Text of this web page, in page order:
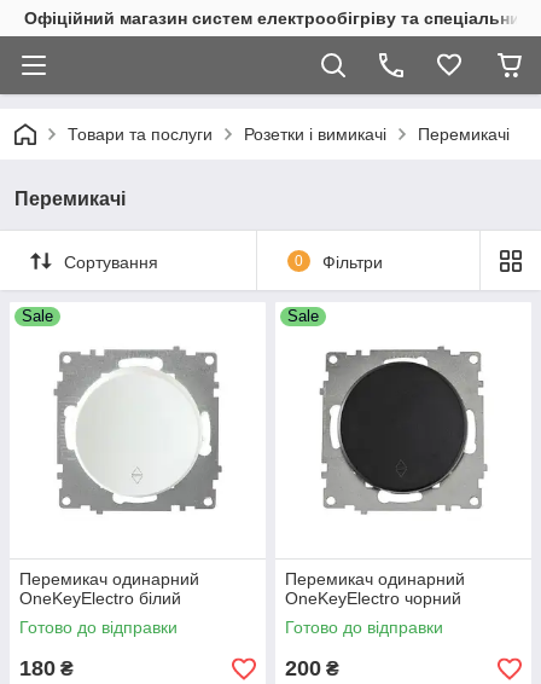
Офіційний магазин систем електрообігріву та спеціальних
Товари та послуги Розетки і вимикачі Перемикачі
Перемикачі
Сортування 0 Фільтри
Sale
Перемикач одинарний
OneKeyElectro білий
Готово до відправки
180 ₴
Sale
Перемикач одинарний
OneKeyElectro чорний
Готово до відправки
200 ₴